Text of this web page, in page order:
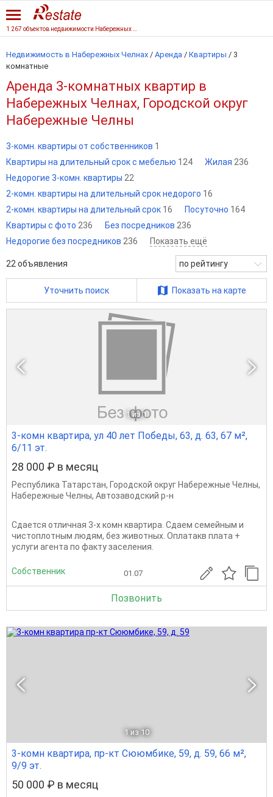
Недвижимость в Набережных Челнах / Аренда / Квартиры / 3
комнатные
Аренда 3-комнатных квартир в
Набережных Челнах, Городской округ
Набережные Челны
3-комн. квартиры от собственников 1
Квартиры на длительный срок с мебелью 124 Жилая 236
Недорогие 3-комн. квартиры 22
2-комн. квартиры на длительный срок недорого 16
2-комн. квартиры на длительный срок 16 Посуточно 164
Квартиры с фото 236 Без посредников 236
Недорогие без посредников 236 Показать ещё
22 объявления по рейтингу
Уточнить поиск Показать на карте
1 из 1
3-комн квартира, ул 40 лет Победы, 63, д. 63, 67 м²,
6/11 эт.
28 000 ₽ в месяц
Республика Татарстан, Городской округ Набережные Челны,
Набережные Челны, Автозаводский р-н
Сдается отличная 3-х комн квартира. Сдаем семейным и
чистоплотным людям, без животных. Оплатакв плата +
услуги агента по факту заселения.
Собственник 01.07
Позвонить
1 из 10
3-комн квартира, пр-кт Сююмбике, 59, д. 59, 66 м²,
9/9 эт.
50 000 ₽ в месяц